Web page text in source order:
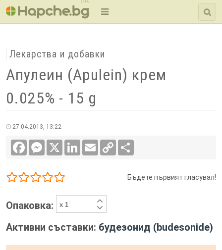
BETA
Лекарства и добавки
Апулеин (Apulein) крем
0.025% - 15 g
27.04.2013, 13:22
FacebookMessenger LinkedInEmail
Copy
Link
1/52/53/54/55/5 Бъдете първият гласувал!
Опаковка:
Активни съставки: будезонид (budesonide)